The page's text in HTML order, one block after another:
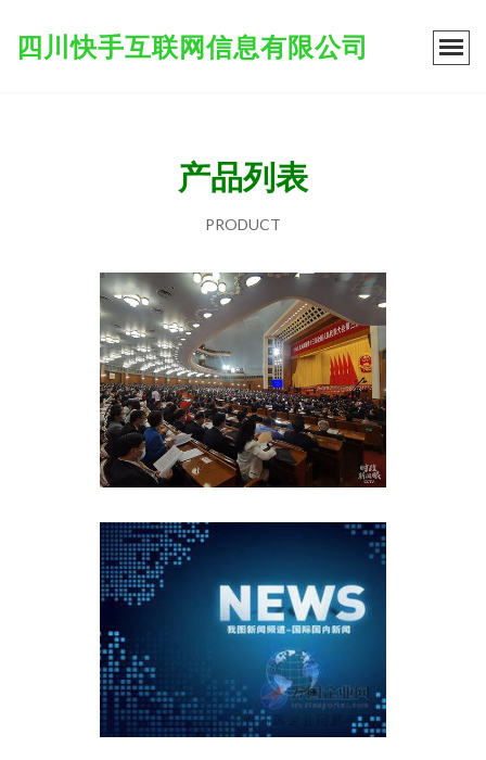
四川快手互联网信息有限公司
产品列表
PRODUCT